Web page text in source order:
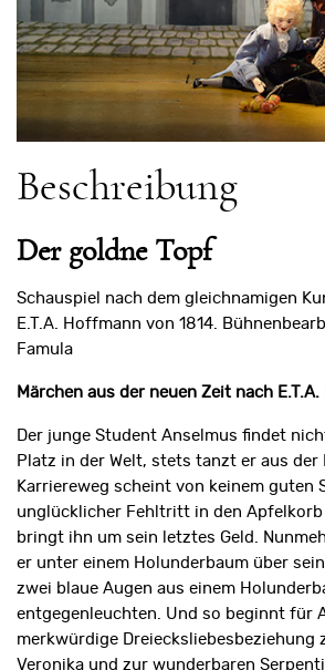
Beschreibung
Der goldne Topf
Schauspiel nach dem gleichnamigen
E.T.A. Hoffmann von 1814.
Famula
Märchen aus der neuen Zeit nach
Der junge Student Anselmus findet
Platz in der Welt, stets tanzt er aus der
Karriereweg scheint von keinem guten
unglücklicher Fehltritt in den
bringt ihn um sein letztes Geld.
er unter einem Holunderbaum über
zwei blaue Augen aus einem
entgegenleuchten. Und so beginnt für
merkwürdige Dreiecksliebesbeziehung
Veronika und zur wunderbaren